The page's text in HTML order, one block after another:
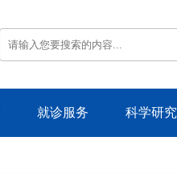
就诊服务 科学研究